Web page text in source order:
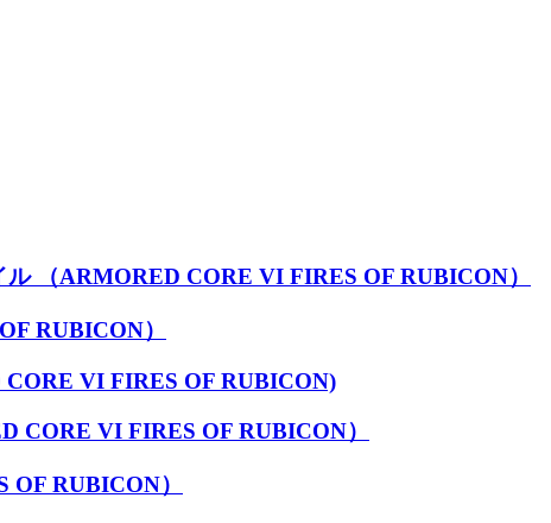
（ARMORED CORE VI FIRES OF RUBICON）
RUBICON）
VI FIRES OF RUBICON)
CORE VI FIRES OF RUBICON）
RUBICON）